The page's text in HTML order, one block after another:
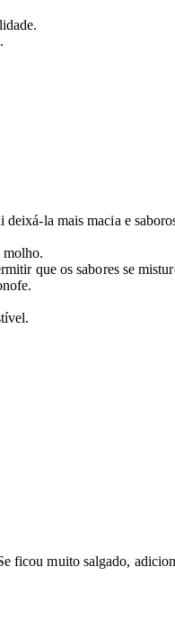
la mais macia e
molho.
que os sabores se
ficou muito salgado,